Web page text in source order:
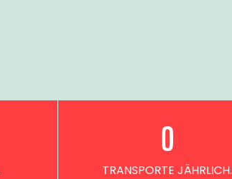
TRANSPORTE JÄHRLICH.
0